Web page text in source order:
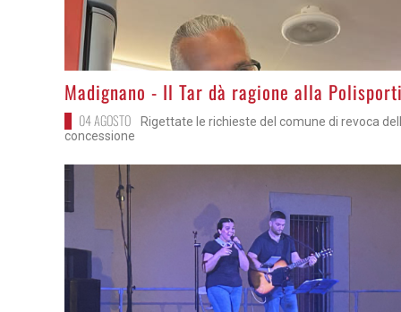
>Madignano - Il Tar dà ragione alla
04 AGOSTO
Rigettate le richieste del comune di revoca
concessione